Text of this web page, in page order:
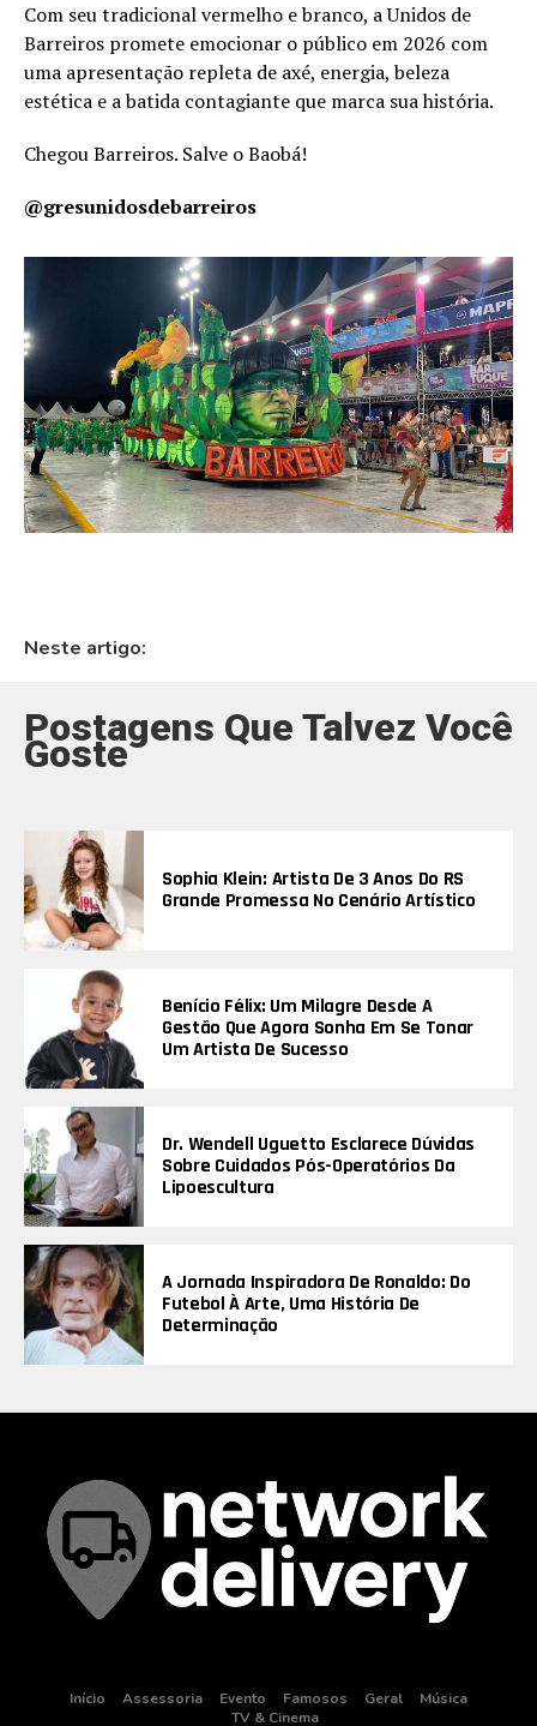
Com seu tradicional vermelho e branco, a Unidos de
Barreiros promete emocionar o público em 2026 com
uma apresentação repleta de axé, energia, beleza
estética e a batida contagiante que marca sua história.
Chegou Barreiros. Salve o Baobá!
@gresunidosdebarreiros
Neste artigo:
Postagens Que Talvez Você
Goste
Sophia Klein: Artista De 3 Anos Do RS
Grande Promessa No Cenário Artístico
Benício Félix: Um Milagre Desde A
Gestão Que Agora Sonha Em Se Tonar
Um Artista De Sucesso
Dr. Wendell Uguetto Esclarece Dúvidas
Sobre Cuidados Pós-Operatórios Da
Lipoescultura
A Jornada Inspiradora De Ronaldo: Do
Futebol À Arte, Uma História De
Determinação
Início Assessoria Evento Famosos Geral
Música
TV & Cinema